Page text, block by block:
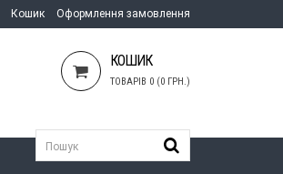
Кошик Оформлення замовлення
КОШИК
ТОВАРІВ 0 (0 ГРН.)